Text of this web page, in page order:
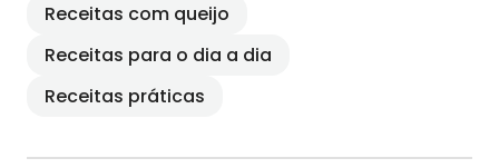
Receitas com queijo
Receitas para o dia a dia
Receitas práticas